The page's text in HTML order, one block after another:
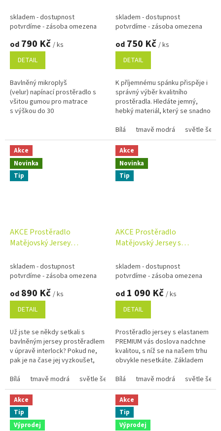
180x200cm barva dle výběru
skladem - dostupnost
potvrdíme - zásoba omezena
od 790 Kč / ks
DETAIL
Bavlněný mikroplyš
(velur) napínací prostěradlo s
všitou gumou pro matrace
s výškou do 30
Nenašli...
100/180x200cm barva dle
výběru
skladem - dostupnost
potvrdíme - zásoba omezena
od 750 Kč / ks
DETAIL
K příjemnému spánku přispěje i
správný výběr kvalitního
prostěradla. Hledáte jemný,
hebký materiál, který se snadno
tvaru matrace? Pak...
Bílá tmavě modrá světle šedá
Akce
Novinka
Tip
AKCE Prostěradlo
Matějovský Jersey
200x200cm barva dle výběru
skladem - dostupnost
potvrdíme - zásoba omezena
od 890 Kč / ks
DETAIL
Už jste se někdy setkali s
bavlněným jersey prostěradlem
v úpravě interlock? Pokud ne,
pak je na čase jej vyzkoušet,
kvalitu této dvojité...
Bílá tmavě modrá světle šedá středně šedá světle béžová
Akce
Novinka
Tip
AKCE Prostěradlo
Matějovský Jersey s
100/180-200x200cm barva
dle výběru
skladem - dostupnost
potvrdíme - zásoba omezena
od 1 090 Kč / ks
DETAIL
Prostěradlo jersey s elastanem
PREMIUM vás doslova nadchne
kvalitou, s níž se na našem trhu
obvykle nesetkáte. Základem
úpletu...
Bílá tmavě modrá světle šedá
Akce
Tip
Výprodej
Akce
Tip
Výprodej